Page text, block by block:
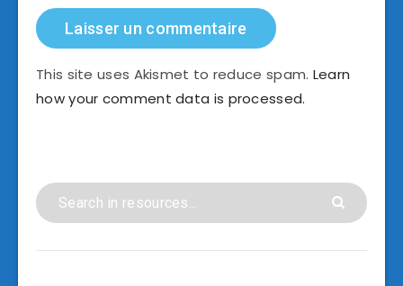
This site uses Akismet to reduce spam. Learn
how your comment data is processed.